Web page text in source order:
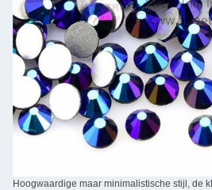
Hoogwaardige maar minimalistische stijl, de